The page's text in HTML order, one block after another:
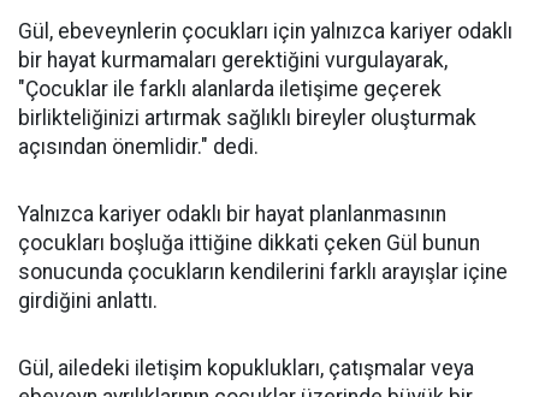
Gül, ebeveynlerin çocukları için yalnızca kariyer odaklı
bir hayat kurmamaları gerektiğini vurgulayarak,
"Çocuklar ile farklı alanlarda iletişime geçerek
birlikteliğinizi artırmak sağlıklı bireyler oluşturmak
açısından önemlidir." dedi.
Yalnızca kariyer odaklı bir hayat planlanmasının
çocukları boşluğa ittiğine dikkati çeken Gül bunun
sonucunda çocukların kendilerini farklı arayışlar içine
girdiğini anlattı.
Gül, ailedeki iletişim kopuklukları, çatışmalar veya